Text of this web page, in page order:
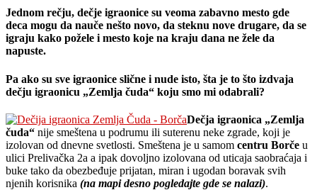
Jednom rečju, dečje igraonice su veoma zabavno mesto gde
deca mogu da nauče nešto novo, da steknu nove drugare, da se
igraju kako požele i mesto koje na kraju dana ne žele da
napuste.
Pa ako su sve igraonice slične i nude isto, šta je to što izdvaja
dečju igraonicu „Zemlja čuda“ koju smo mi odabrali?
Dečja igraonica „Zemlja
čuda“ nije smeštena u podrumu ili suterenu neke zgrade, koji je
izolovan od dnevne svetlosti. Smeštena je u samom centru Borče u
ulici Prelivačka 2a a ipak dovoljno izolovana od uticaja saobraćaja i
buke tako da obezbeđuje prijatan, miran i ugodan boravak svih
njenih korisnika (na mapi desno pogledajte gde se nalazi).